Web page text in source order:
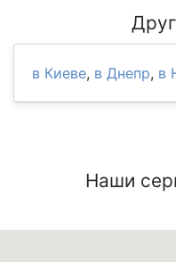
в Киеве, в Днепр, в
Наши